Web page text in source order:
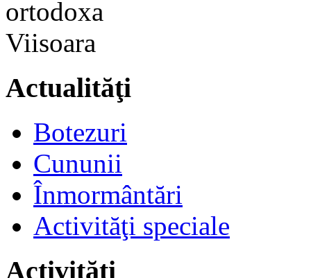
Actualităţi
Botezuri
Cununii
Înmormântări
Activităţi speciale
Activităţi